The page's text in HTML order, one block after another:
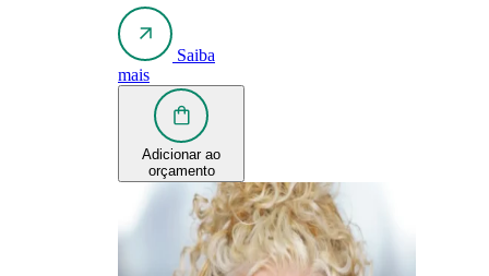
Saiba
mais
Adicionar ao
orçamento